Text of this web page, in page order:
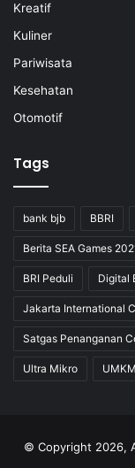
Kreatif
Kuliner
Pariwisata
Kesehatan
Otomotif
Tags
bank bjb BBRI
Berita SEA Games
BRI Peduli Digital
Jakarta International
Satgas Penanganan
Ultra Mikro UMKM
© Copyright 2026,